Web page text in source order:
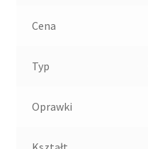
Cena
Typ
Oprawki